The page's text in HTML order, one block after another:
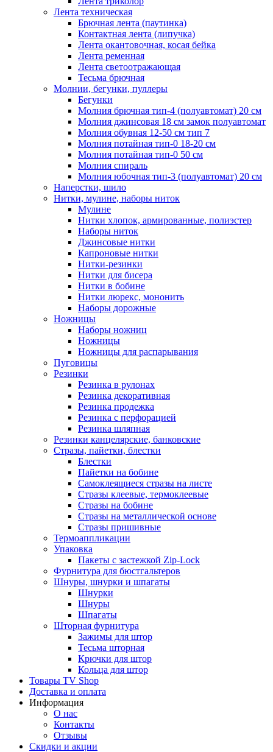
Лента техническая
Брючная лента (паутинка)
Контактная лента (липучка)
Лента окантовочная, косая бейка
Лента ременная
Лента светоотражающая
Тесьма брючная
Молнии, бегунки, пуллеры
Бегунки
Молния брючная тип-4 (полуавтомат) 20 см
Молния джинсовая 18 см замок полуавтомат
Молния обувная 12-50 см тип 7
Молния потайная тип-0 18-20 см
Молния потайная тип-0 50 см
Молния спираль
Молния юбочная тип-3 (полуавтомат) 20 см
Наперстки, шило
Нитки, мулине, наборы ниток
Мулине
Нитки хлопок, армированные, полиэстер
Наборы ниток
Джинсовые нитки
Капроновые нитки
Нитки-резинки
Нитки для бисера
Нитки в бобине
Нитки люрекс, мононить
Наборы дорожные
Ножницы
Наборы ножниц
Ножницы
Ножницы для распарывания
Пуговицы
Резинки
Резинка в рулонах
Резинка декоративная
Резинка продежка
Резинка с перфорацией
Резинка шляпная
Резинки канцелярские, банковские
Стразы, пайетки, блестки
Блестки
Пайетки на бобине
Самоклеящиеся стразы на листе
Стразы клеевые, термоклеевые
Стразы на бобине
Стразы на металлической основе
Стразы пришивные
Термоаппликации
Упаковка
Пакеты с застежкой Zip-Lock
Фурнитура для бюстгальтеров
Шнуры, шнурки и шпагаты
Шнурки
Шнуры
Шпагаты
Шторная фурнитура
Зажимы для штор
Тесьма шторная
Крючки для штор
Кольца для штор
Товары TV Shop
Доставка и оплата
Информация
О нас
Контакты
Отзывы
Скидки и акции